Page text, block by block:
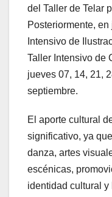
del Taller de Telar
Posteriormente,
Intensivo de
Taller Intensivo de
jueves 07, 14, 21,
septiembre.
El aporte cultural
significativo, ya
danza, artes
escénicas,
identidad cultural